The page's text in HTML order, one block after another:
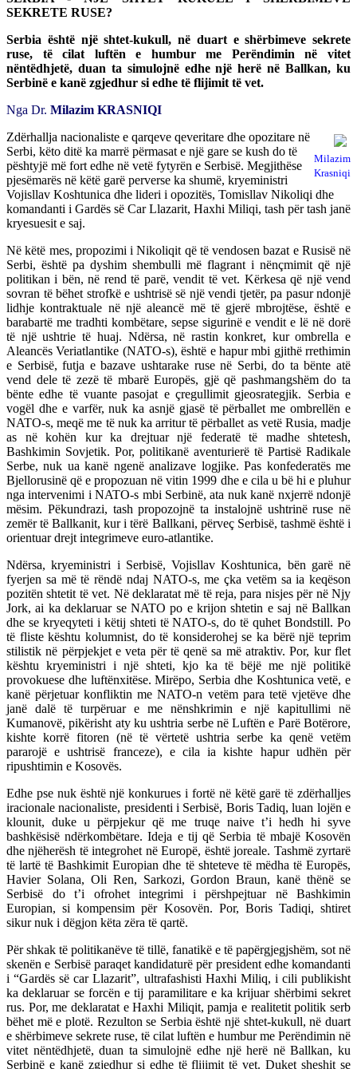
SEKRETE RUSE?
Serbia është një shtet-kukull, në duart e shërbimeve sekrete
ruse, të cilat luftën e humbur me Perëndimin në vitet
nëntëdhjetë, duan ta simulojnë edhe një herë në Ballkan, ku
Serbinë e kanë zgjedhur si edhe të flijimit të vet.
Nga Dr. Milazim KRASNIQI
Milazim
Krasniqi
Zdërhallja nacionaliste e qarqeve qeveritare dhe opozitare në
Serbi, këto ditë ka marrë përmasat e një gare se kush do të
pështyjë më fort edhe në vetë fytyrën e Serbisë. Megjithëse
pjesëmarës në këtë garë perverse ka shumë, kryeministri
Vojisllav Koshtunica dhe lideri i opozitës, Tomisllav Nikoliqi dhe
komandanti i Gardës së Car Llazarit, Haxhi Miliqi, tash për tash janë
kryesuesit e saj.
Në këtë mes, propozimi i Nikoliqit që të vendosen bazat e Rusisë në
Serbi, është pa dyshim shembulli më flagrant i nënçmimit që një
politikan i bën, në rend të parë, vendit të vet. Kërkesa që një vend
sovran të bëhet strofkë e ushtrisë së një vendi tjetër, pa pasur ndonjë
lidhje kontraktuale në një aleancë më të gjerë mbrojtëse, është e
barabartë me tradhti kombëtare, sepse sigurinë e vendit e lë në dorë
të një ushtrie të huaj. Ndërsa, në rastin konkret, kur ombrella e
Aleancës Veriatlantike (NATO-s), është e hapur mbi gjithë rrethimin
e Serbisë, futja e bazave ushtarake ruse në Serbi, do ta bënte atë
vend dele të zezë të mbarë Europës, gjë që pashmangshëm do ta
bënte edhe të vuante pasojat e çregullimit gjeosrategjik. Serbia e
vogël dhe e varfër, nuk ka asnjë gjasë të përballet me ombrellën e
NATO-s, meqë me të nuk ka arritur të përballet as vetë Rusia, madje
as në kohën kur ka drejtuar një federatë të madhe shtetesh,
Bashkimin Sovjetik. Por, politikanë aventurierë të Partisë Radikale
Serbe, nuk ua kanë ngenë analizave logjike. Pas konfederatës me
Bjellorusinë që e propozuan në vitin 1999 dhe e cila u bë hi e pluhur
nga intervenimi i NATO-s mbi Serbinë, ata nuk kanë nxjerrë ndonjë
mësim. Pëkundrazi, tash propozojnë ta instalojnë ushtrinë ruse në
zemër të Ballkanit, kur i tërë Ballkani, përveç Serbisë, tashmë është i
orientuar drejt integrimeve euro-atlantike.
Ndërsa, kryeministri i Serbisë, Vojisllav Koshtunica, bën garë në
fyerjen sa më të rëndë ndaj NATO-s, me çka vetëm sa ia keqëson
pozitën shtetit të vet. Në deklaratat më të reja, para nisjes për në Njy
Jork, ai ka deklaruar se NATO po e krijon shtetin e saj në Ballkan
dhe se kryeqyteti i këtij shteti të NATO-s, do të quhet Bondstill. Po
të fliste kështu kolumnist, do të konsiderohej se ka bërë një teprim
stilistik në përpjekjet e veta për të qenë sa më atraktiv. Por, kur flet
kështu kryeministri i një shteti, kjo ka të bëjë me një politikë
provokuese dhe luftënxitëse. Mirëpo, Serbia dhe Koshtunica vetë, e
kanë përjetuar konfliktin me NATO-n vetëm para tetë vjetëve dhe
janë dalë të turpëruar e me nënshkrimin e një kapitullimi në
Kumanovë, pikërisht aty ku ushtria serbe në Luftën e Parë Botërore,
kishte korrë fitoren (në të vërtetë ushtria serbe ka qenë vetëm
pararojë e ushtrisë franceze), e cila ia kishte hapur udhën për
ripushtimin e Kosovës.
Edhe pse nuk është një konkurues i fortë në këtë garë të zdërhalljes
iracionale nacionaliste, presidenti i Serbisë, Boris Tadiq, luan lojën e
klounit, duke u përpjekur që me truqe naive t’i hedh hi syve
bashkësisë ndërkombëtare. Ideja e tij që Serbia të mbajë Kosovën
dhe njëherësh të integrohet në Europë, është joreale. Tashmë zyrtarë
të lartë të Bashkimit Europian dhe të shteteve të mëdha të Europës,
Havier Solana, Oli Ren, Sarkozi, Gordon Braun, kanë thënë se
Serbisë do t’i ofrohet integrimi i përshpejtuar në Bashkimin
Europian, si kompensim për Kosovën. Por, Boris Tadiqi, shtiret
sikur nuk i dëgjon këta zëra të qartë.
Për shkak të politikanëve të tillë, fanatikë e të papërgjegjshëm, sot në
skenën e Serbisë paraqet kandidaturë për president edhe komandanti
i “Gardës së car Llazarit”, ultrafashisti Haxhi Miliq, i cili publikisht
ka deklaruar se forcën e tij paramilitare e ka krijuar shërbimi sekret
rus. Por, me deklaratat e Haxhi Miliqit, pamja e realitetit politik serb
bëhet më e plotë. Rezulton se Serbia është një shtet-kukull, në duart
e shërbimeve sekrete ruse, të cilat luftën e humbur me Perëndimin në
vitet nëntëdhjetë, duan ta simulojnë edhe një herë në Ballkan, ku
Serbinë e kanë zgjedhur si edhe të flijimit të vet. Duket sheshit se